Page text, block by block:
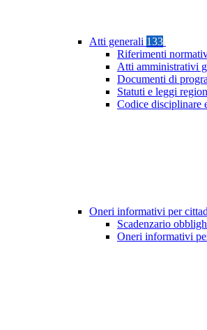
Atti generali 133
Riferimenti
Atti amministrativi
Documenti di
Statuti e leggi
Codice disciplinare
Oneri informativi per
Scadenzario
Oneri informativi